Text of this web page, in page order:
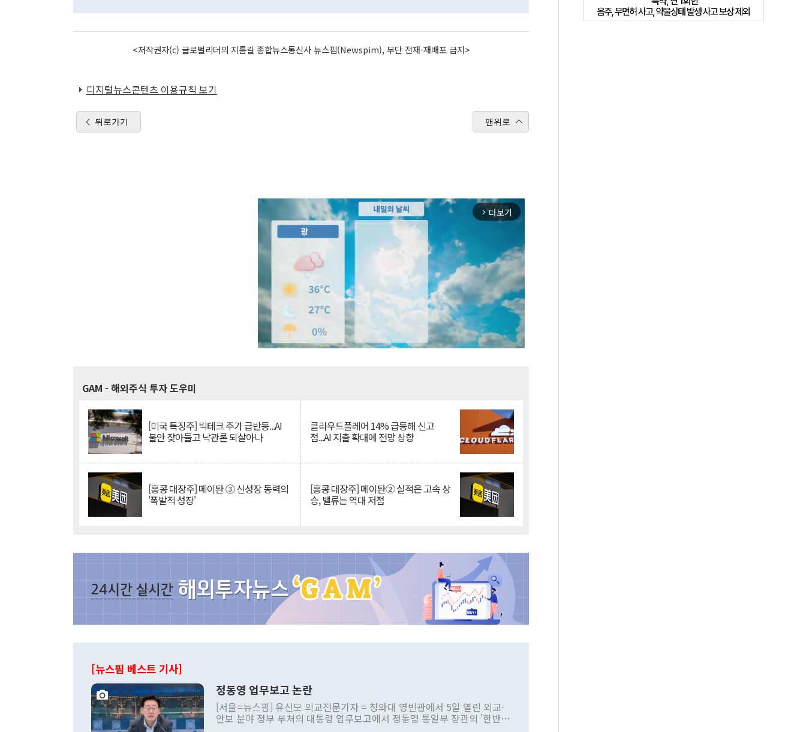
<저작권자(c) 글로벌리더의 지름길 종합뉴스통신사 뉴스핌(Newspim), 무단 전재-재배포 금지>
디지털뉴스콘텐츠 이용규칙 보기
뒤로가기 맨위로
arrow_forward_ios 더보기
GAM - 해외주식 투자 도우미
[미국 특징주] 빅테크 주가 급반등...AI
불안 잦아들고 낙관론 되살아나
클라우드플레어 14% 급등해 신고
점...AI 지출 확대에 전망 상향
[홍콩 대장주] 메이퇀 ③ 신성장 동력의
'폭발적 성장'
[홍콩 대장주] 메이퇀② 실적은 고속 상
승, 밸류는 역대 저점
[뉴스핌 베스트 기사]
정동영 업무보고 논란
[서울=뉴스핌] 유신모 외교전문기자 = 청와대 영빈관에서 5일 열린 외교·
안보 분야 정부 부처의 대통령 업무보고에서 정동영 통일부 장관의 '한반도